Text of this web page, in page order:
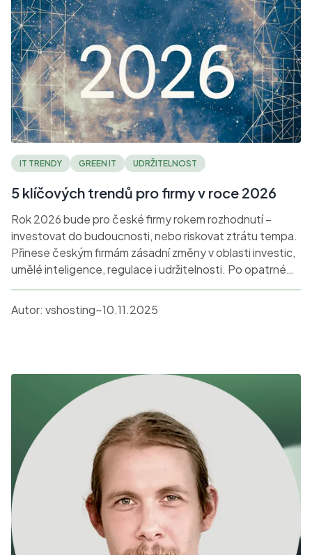
IT TRENDY GREEN IT UDRŽITELNOST
5 klíčových trendů pro firmy v roce 2026
Rok 2026 bude pro české firmy rokem rozhodnutí –
investovat do budoucnosti, nebo riskovat ztrátu tempa.
Přinese českým firmám zásadní změny v oblasti investic,
umělé inteligence, regulace i udržitelnosti. Po opatrném
roce 2025 lze očekávat výrazný nárůst investic do
digitálních inovací a AI, s důrazem na etické a
bezpečnostní aspekty nových technologií. Zároveň
Autor: vshosting~10.11.2025